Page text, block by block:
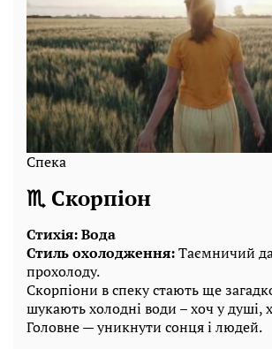
Спека
♏ Скорпіон
Стихія: Вода
Стиль охолодження:Таємничий
прохолоду.
Скорпіони в спеку стають ще
шукають холодні води – хоч у душі,
Головне — уникнути сонця і людей.